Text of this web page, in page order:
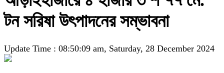
টন সরিষা উৎপাদনের সম্ভাবনা
Update Time : 08:50:09 am, Saturday, 28 December 2024